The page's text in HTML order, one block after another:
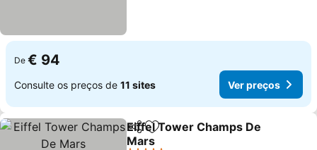
De € 94
Consulte os preços de 11 sites Ver preços
PartilharAdicionar aos favoritos
Eiffel Tower Champs De
Mars